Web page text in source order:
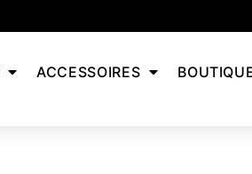
ACCESSOIRES